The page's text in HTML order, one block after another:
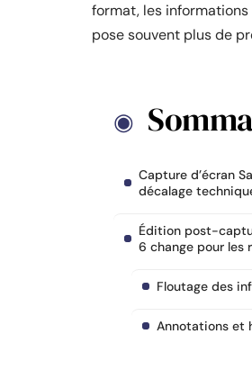
format, les
pose souvent plus de
Capture d’écran
décalage
Édition post-
6 change pour les
Floutage des
Annotations et